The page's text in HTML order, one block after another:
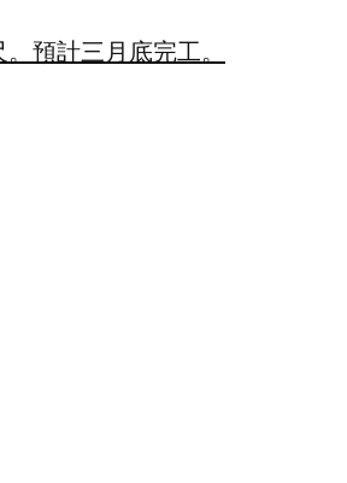
預計三月底完工。